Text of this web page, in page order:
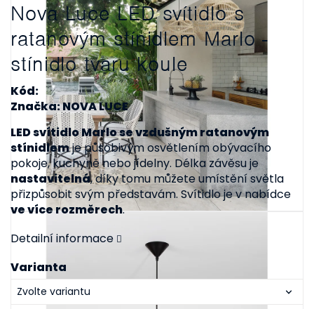
Nova Luce LED svítidlo s
ratanovým stínidlem Marlo -
stínidlo tvaru koule
Kód:
Značka: NOVA LUCE
Varianta
LED svítidlo Marlo se vzdušným ratanovým
stínidlemje působivým osvětlením obývacího
pokoje, kuchyně nebo jídelny. Délka závěsu je
nastavitelná, díky tomu můžete umístění světla
přizpůsobit svým představám. Svítidlo je v nabídce
ve více rozměrech.
Detailní informace